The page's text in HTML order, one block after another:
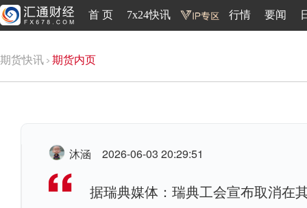
首 页 7x24快讯 行情 要闻
期货快讯 期货内页
沐涵 2026-06-03 20:29:51
据瑞典媒体：瑞典工会宣布取消在